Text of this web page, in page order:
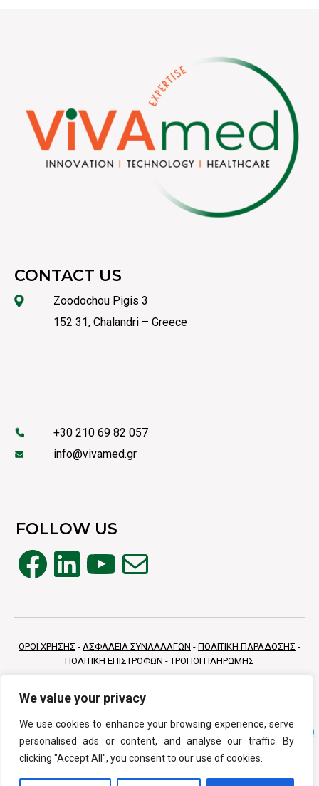
We value your privacy
We use cookies to enhance your browsing experience, serve
personalised ads or content, and analyse our traffic. By
clicking "Accept All", you consent to our use of cookies.
CONTACT US
Zoodochou Pigis 3
152 31, Chalandri – Greece
+30 210 69 82 057
info@vivamed.gr
FOLLOW US
Facebook
Linkedin
YouTube
Mail
ΟΡΟΙ ΧΡΗΣΗΣ - ΑΣΦΑΛΕΙΑ ΣΥΝΑΛΛΑΓΩΝ - ΠΟΛΙΤΙΚΗ ΠΑΡΑΔΟΣΗΣ -
ΠΟΛΙΤΙΚΗ ΕΠΙΣΤΡΟΦΩΝ -ΤΡΟΠΟΙ ΠΛΗΡΩΜΗΣ